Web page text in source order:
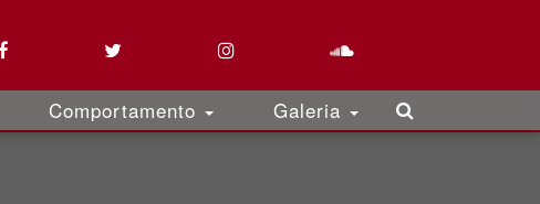
Comportamento Galeria